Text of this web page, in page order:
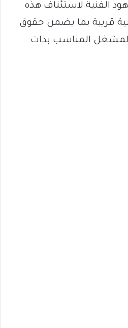
الفنية لاستئناف هذه
قريبة بما يضمن حقوق
المشغل المناسب بذات